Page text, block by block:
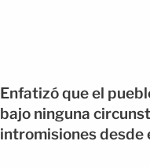
Enfatizó que el
bajo ninguna
intromisiones desde